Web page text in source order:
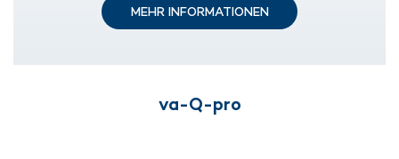
MEHR INFORMATIONEN
va-Q-pro